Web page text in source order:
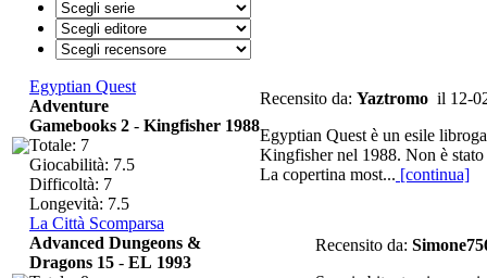
Egyptian Quest
Recensito da: Yaztromo il 12-
Egyptian Quest è un esile
Kingfisher nel 1988. Non è
La copertina most... [continua]
Adventure
Gamebooks 2 - Kingfisher 1988
Totale: 7
Giocabilità: 7.5
Difficoltà: 7
Longevità: 7.5
La Città Scomparsa
Recensito da:
Advanced Dungeons &
Dragons 15 - EL 1993